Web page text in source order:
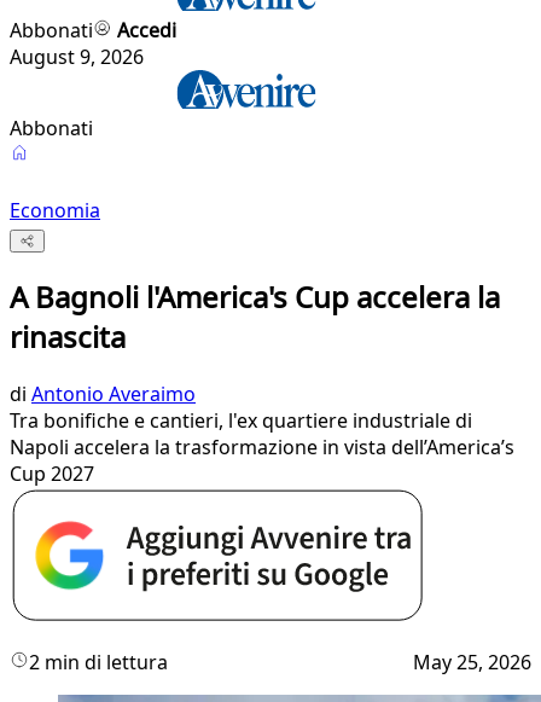
Abbonati
Accedi
August 9, 2026
Abbonati
Economia
A Bagnoli l'America's Cup accelera la
rinascita
di Antonio Averaimo
Tra bonifiche e cantieri, l'ex quartiere industriale di
Napoli accelera la trasformazione in vista dell’America’s
Cup 2027
2 min di lettura May 25, 2026